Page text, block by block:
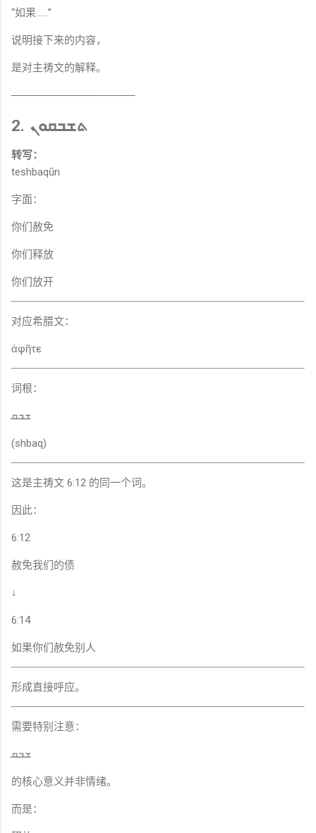
“如果……”
说明接下来的内容，
是对主祷文的解释。
────────────────
2. ܬܫܒܩܘܢ
转写：
teshbaqūn
字面：
你们赦免
你们释放
你们放开
对应希腊文：
ἀφῆτε
词根：
ܫܒܩ
(shbaq)
这是主祷文 6:12 的同一个词。
因此：
6:12
赦免我们的债
↓
6:14
如果你们赦免别人
形成直接呼应。
需要特别注意：
ܫܒܩ
的核心意义并非情绪。
而是：